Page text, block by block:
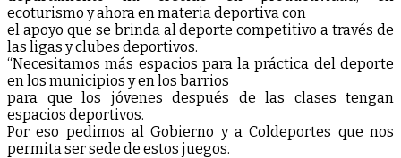
ecoturismo y ahora en materia deportiva con
el apoyo que se brinda al deporte competitivo a través de
las ligas y clubes deportivos.
“Necesitamos más espacios para la práctica del deporte
en los municipios y en los barrios
para que los jóvenes después de las clases tengan
espacios deportivos.
Por eso pedimos al Gobierno y a Coldeportes que nos
permita ser sede de estos juegos.